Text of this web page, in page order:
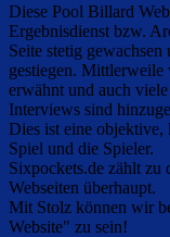
Diese Pool Billard
Ergebnisdienst bzw.
Seite stetig
gestiegen. Mittlerweile
erwähnt und auch
Interviews sind
Dies ist eine objektive,
Spiel und die Spieler.
Sixpockets.de zählt zu
Webseiten überhaupt.
Mit Stolz können wir
Website" zu sein!